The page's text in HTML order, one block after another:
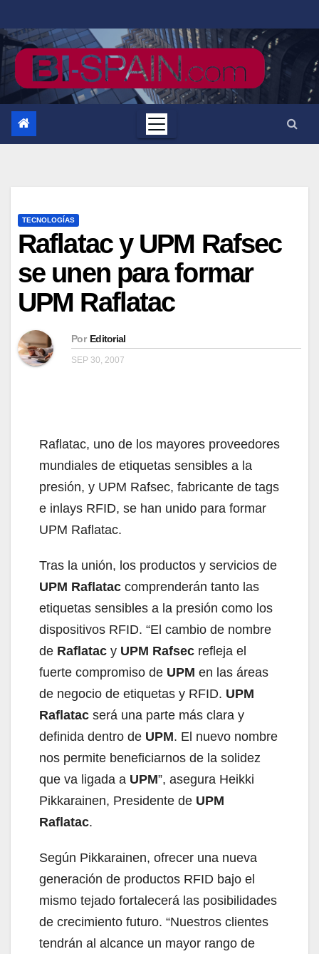
al
contenido
TECNOLOGÍAS
Raflatac y UPM Rafsec
se unen para formar
UPM Raflatac
Por Editorial
SEP 30, 2007
Raflatac, uno de los mayores proveedores
mundiales de etiquetas sensibles a la
presión, y UPM Rafsec, fabricante de tags
e inlays RFID, se han unido para formar
UPM Raflatac.
Tras la unión, los productos y servicios de
UPM Raflatac comprenderán tanto las
etiquetas sensibles a la presión como los
dispositivos RFID. “El cambio de nombre
de Raflatac y UPM Rafsec refleja el
fuerte compromiso de UPM en las áreas
de negocio de etiquetas y RFID. UPM
Raflatac será una parte más clara y
definida dentro de UPM. El nuevo nombre
nos permite beneficiarnos de la solidez
que va ligada a UPM”, asegura Heikki
Pikkarainen, Presidente de UPM
Raflatac.
Según Pikkarainen, ofrecer una nueva
generación de productos RFID bajo el
mismo tejado fortalecerá las posibilidades
de crecimiento futuro. “Nuestros clientes
tendrán al alcance un mayor rango de